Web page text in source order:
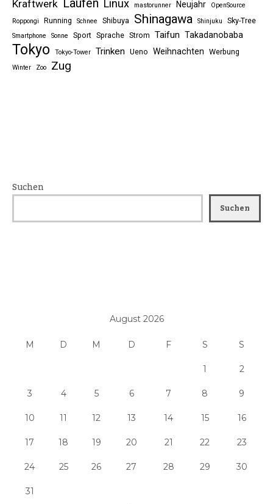
Kraftwerk Laufen Linux mastorunner Neujahr
OpenSource
Roppongi
Running Schnee Shibuya Shinagawa Shinjuku Sky-Tree
Smartphone Sonne Sport Sprache Strom Taifun Takadanobaba
Tokyo Tokyo-Tower Trinken Ueno Weihnachten Werbung
Winter Zoo Zug
Suchen
Suchen
August 2026
M D M D F S S
1 2
3 4 5 6 7 8 9
10 11 12 13 14 15 16
17 18 19 20 21 22 23
24 25 26 27 28 29 30
31